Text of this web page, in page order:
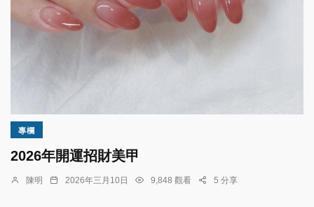
專欄
2026年開運招財美甲
陳明 2026年三月10日 9,848 觀看 5 分享